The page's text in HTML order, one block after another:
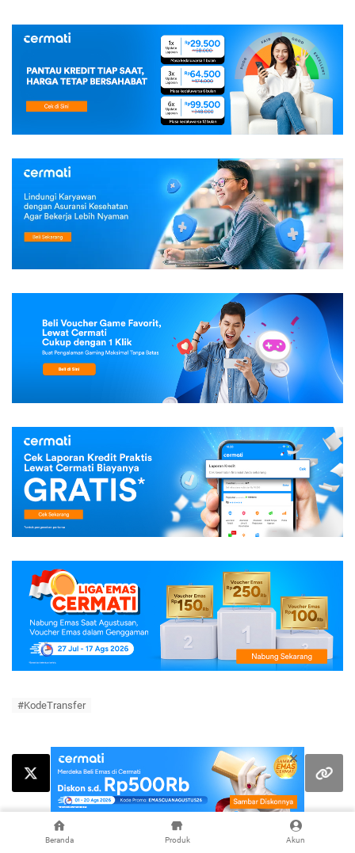
Beranda Produk Akun
#KodeTransfer